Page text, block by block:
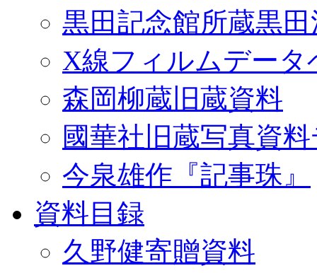
黒田記念館所蔵黒
X線フィルムデータ
森岡柳蔵旧蔵資料
國華社旧蔵写真資
今泉雄作『記事珠』
資料目録
久野健寄贈資料